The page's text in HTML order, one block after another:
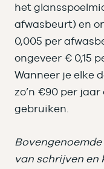
het
afwasbeurt) en
0,005 per
ongeveer € 0,15
Wanneer je elke
zo’n €90 per
gebruiken.
van schrijven en